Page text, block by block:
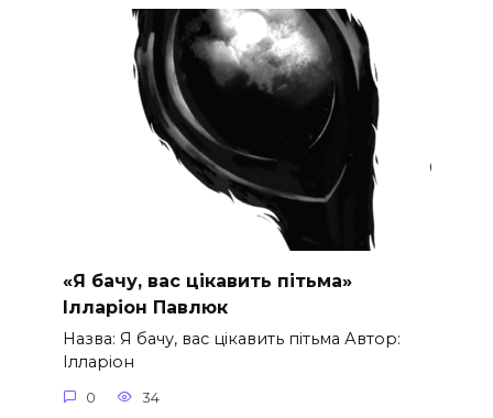
«Я бачу, вас цікавить пітьма»
Ілларіон Павлюк
Назва: Я бачу, вас цікавить пітьма Автор:
Ілларіон
0 34